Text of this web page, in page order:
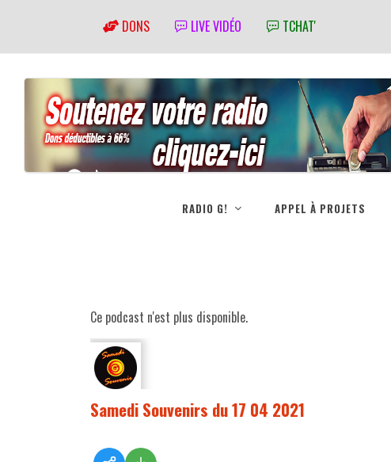
DONS LIVE VIDÉO TCHAT'
RADIO G! APPEL À PROJETS
Ce podcast n'est plus disponible.
Samedi Souvenirs du 17 04 2021